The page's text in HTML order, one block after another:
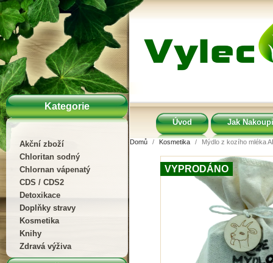
Kategorie
Akční zboží
Chloritan sodný
Chlornan vápenatý
CDS / CDS2
Detoxikace
Doplňky stravy
Kosmetika
Knihy
Zdravá výživa
Úvod Jak
Domů Kosmetika Mýdlo z kozího mléka
VYPRODÁNO